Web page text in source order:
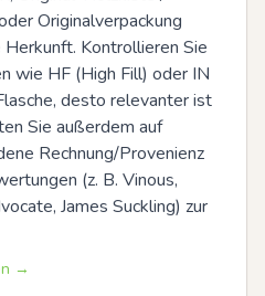
Originalverpackung
Kontrollieren Sie
wie HF (High Fill) oder IN
desto relevanter ist
Sie außerdem auf
Rechnung/Provenienz
(z. B. Vinous,
James Suckling) zur
→